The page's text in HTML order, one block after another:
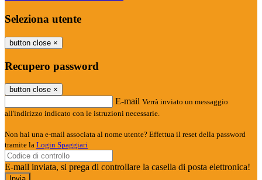
Seleziona utente
button close ×
Recupero password
button close ×
E-mail Verrà inviato un messaggio
all'indirizzo indicato con le istruzioni necessarie.
Non hai una e-mail associata al nome utente? Effettua il reset della password
tramite la Login Spaggiari
E-mail inviata, si prega di controllare la casella di posta elettronica!